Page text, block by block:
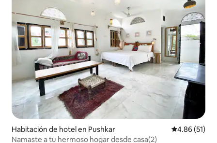
Habitación de hotel en Pushkar Calificación
4.86 (51)
Namaste a tu hermoso hogar desde casa(2)